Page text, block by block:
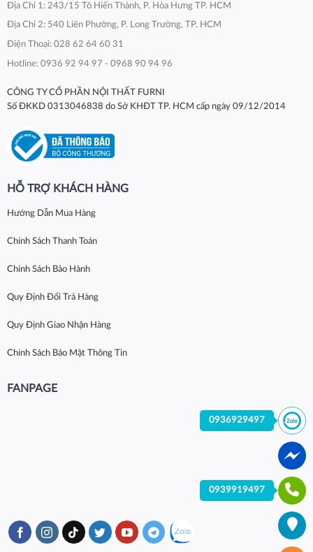
Địa Chỉ 1: 243/15 Tô Hiến Thành, P. Hòa Hưng TP. HCM
Địa Chỉ 2: 540 Liên Phường, P. Long Trường, TP. HCM
Điện Thoại: 028 62 64 60 31
Hotline: 0936 92 94 97 - 0968 90 94 96
CÔNG TY CỔ PHẦN NỘI THẤT FURNI
Số ĐKKD 0313046838 do Sở KHĐT TP. HCM cấp ngày 09/12/2014
HỖ TRỢ KHÁCH HÀNG
Hướng Dẫn Mua Hàng
Chính Sách Thanh Toán
Chính Sách Bảo Hành
Quy Định Đổi Trả Hàng
Quy Định Giao Nhận Hàng
Chính Sách Bảo Mật Thông Tin
FANPAGE
0936929497
0939919497